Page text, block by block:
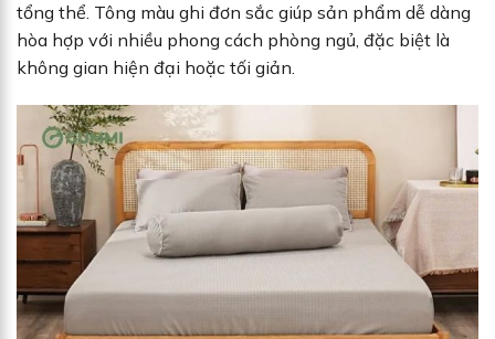
tổng thể. Tông màu ghi đơn sắc giúp sản phẩm dễ dàng
hòa hợp với nhiều phong cách phòng ngủ, đặc biệt là
không gian hiện đại hoặc tối giản.